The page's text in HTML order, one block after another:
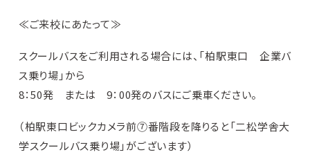
≪ご来校にあたって≫
スクールバスをご利用される場合には、「柏駅東口 企業バ
ス乗り場」から
8：50発 または 9：00発のバスにご乗車ください。
（柏駅東口ビックカメラ前⑦番階段を降りると「二松学舎大
学スクールバス乗り場」がございます）